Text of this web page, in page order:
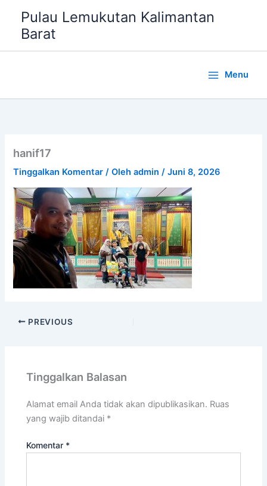
konten
Pulau Lemukutan Kalimantan
Barat
Menu
hanif17
Tinggalkan Komentar / Olehadmin/Juni 8, 2026
PREVIOUS
Tinggalkan Balasan
Alamat email Anda tidak akan dipublikasikan. Ruas
yang wajib ditandai *
Komentar *